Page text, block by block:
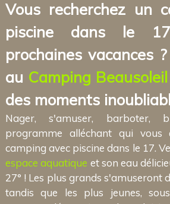
Vous recherchez un
piscine dans le
prochaines vacances
au Camping Beausoleil
des moments
Nager, s'amuser, barboter,
programme alléchant qui vous
camping avec piscine dans le 17.
espace aquatique et son eau
27° ! Les plus grands s'amuseront
tandis que les plus jeunes,